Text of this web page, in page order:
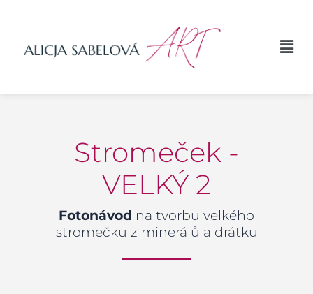
obsah
Menu
Stromeček -
VELKÝ 2
Fotonávod na tvorbu velkého
stromečku z minerálů a drátku